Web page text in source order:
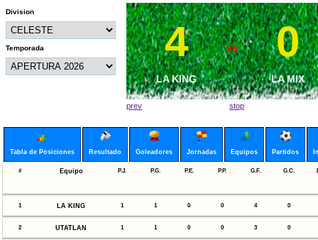
Division
Temporada 4
LA KING
vs 0
LA MIX
1
MALETAS CF
vs 4
HONDURAS
prev stop
Tabla de Posiciones Resultado Goleadores Jornadas Equipos Partidos
# Equipo P.J. P.G. P.E. P.P. G.F. G.C.
1 LA KING 1 1 0 0 4 0
2 UTATLAN 1 1 0 0 3 0